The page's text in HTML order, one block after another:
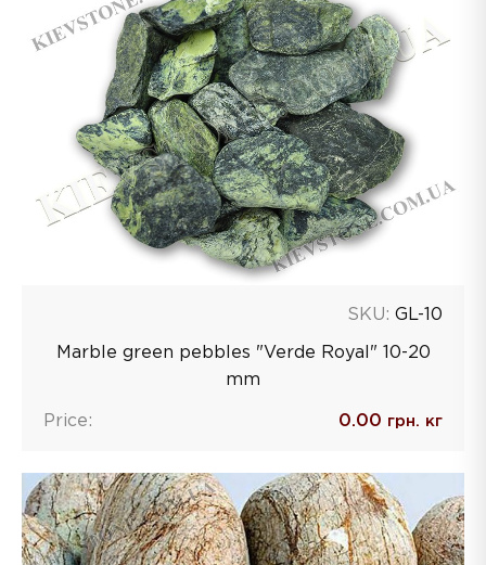
SKU: GL-10
Marble green pebbles "Verde Royal" 10-20
mm
Price: 0.00 грн. кг